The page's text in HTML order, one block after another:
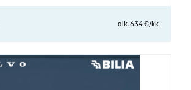
alk. 634 €/kk